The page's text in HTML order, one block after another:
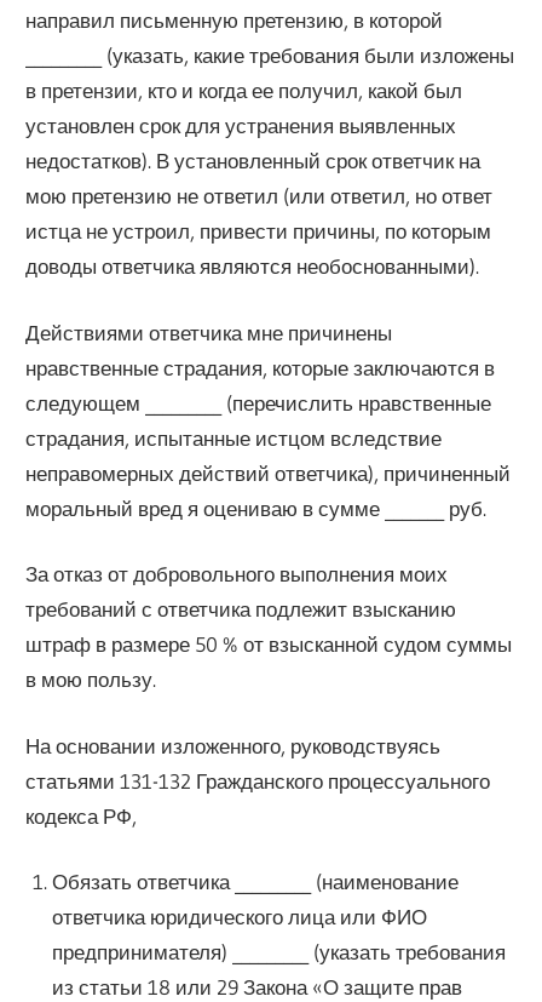
направил письменную претензию, в которой
_________ (указать, какие требования были изложены
в претензии, кто и когда ее получил, какой был
установлен срок для устранения выявленных
недостатков). В установленный срок ответчик на
мою претензию не ответил (или ответил, но ответ
истца не устроил, привести причины, по которым
доводы ответчика являются необоснованными).
Действиями ответчика мне причинены
нравственные страдания, которые заключаются в
следующем _________ (перечислить нравственные
страдания, испытанные истцом вследствие
неправомерных действий ответчика), причиненный
моральный вред я оцениваю в сумме _______ руб.
За отказ от добровольного выполнения моих
требований с ответчика подлежит взысканию
штраф в размере 50 % от взысканной судом суммы
в мою пользу.
На основании изложенного, руководствуясь
статьями 131-132 Гражданского процессуального
кодекса РФ,
Обязать ответчика _________ (наименование
ответчика юридического лица или ФИО
предпринимателя) _________ (указать требования
из статьи 18 или 29 Закона «О защите прав